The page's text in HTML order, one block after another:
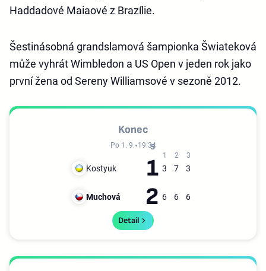
Haddadové Maiaové z Brazílie.
Šestinásobná grandslamová šampionka Šwiateková
může vyhrát Wimbledon a US Open v jeden rok jako
první žena od Sereny Williamsové v sezoně 2012.
Konec
Po 1. 9. 19:34
Kostyuk 1 3 7 3
Muchová 2 6 6 6
Detail